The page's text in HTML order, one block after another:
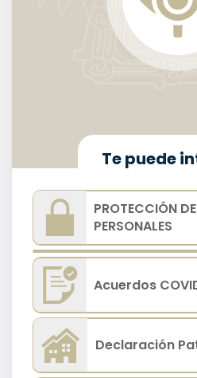
Te puede
PROTECCIÓN
PERSONALES
Acuerdos
Declaración